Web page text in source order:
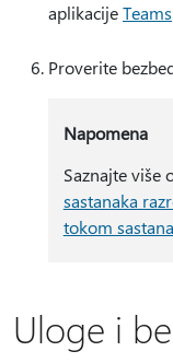
aplikacijeTeams
Proverite
Napomena
Saznajte više
sastanaka
tokom
Uloge i